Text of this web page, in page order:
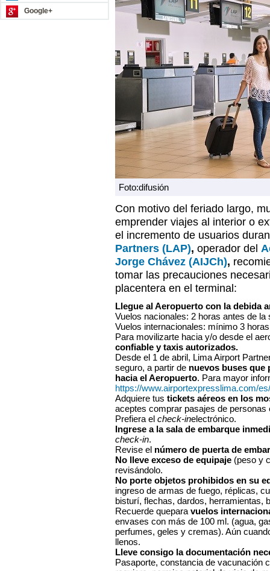
Google+
Foto:difusión
Con motivo del feriado largo,
emprender viajes al interior o
el incremento de usuarios
Partners (LAP), operador del
Jorge Chávez (AIJCh),
tomar las precauciones
placentera en el terminal:
Llegue al Aeropuerto con la debida
Vuelos nacionales: 2 horas antes de la
Vuelos internacionales: mínimo 3
Para movilizarte hacia y/o desde el
confiable y taxis autorizados.
Desde el 1 de abril, Lima Airport
seguro, a partir de nuevos buses que
hacia el Aeropuerto. Para mayor
https://www.airportexpresslima.com/
Adquiere tus tickets aéreos en los
aceptes comprar pasajes de personas
Prefiera el check-inelectrónico.
Ingrese a la sala de embarque
check-in.
Revise el número de puerta de
No lleve exceso de equipaje (peso y
revisándolo.
No porte objetos prohibidos en su
ingreso de armas de fuego, réplicas,
bisturí, flechas, dardos, herramientas,
Recuerde quepara vuelos
envases con más de 100 ml. (agua,
perfumes, geles y cremas). Aún
llenos.
Lleve consigo la documentación
Pasaporte, constancia de vacunación